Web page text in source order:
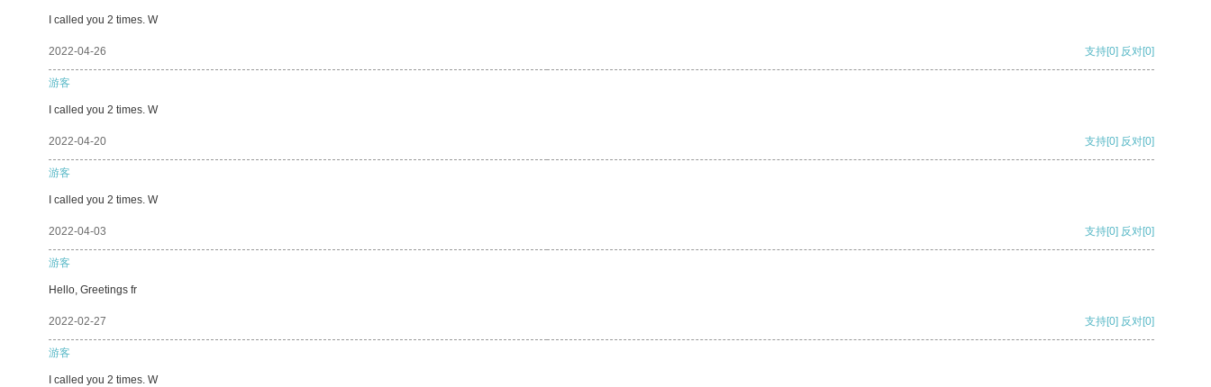
I called you 2 times. W
2022-04-26 支持[0] 反对[0]
游客
I called you 2 times. W
2022-04-20 支持[0] 反对[0]
游客
I called you 2 times. W
2022-04-03 支持[0] 反对[0]
游客
Hello, Greetings fr
2022-02-27 支持[0] 反对[0]
游客
I called you 2 times. W